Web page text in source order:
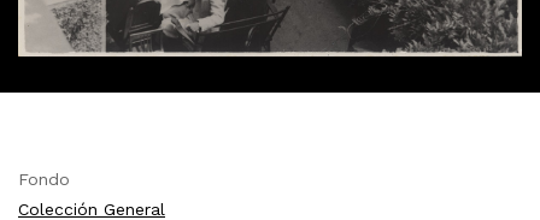
Fondo
Colección General